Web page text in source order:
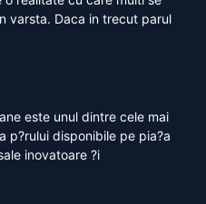
varsta. Daca in trecut parul
este unul dintre cele mai
p?rului disponibile pe pia?a
inovatoare ?i